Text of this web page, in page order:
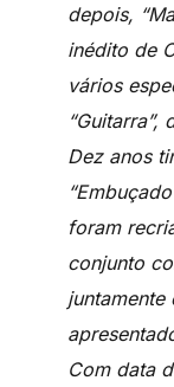
depois,
inédito de
vários
“Guitarra”,
Dez anos
foram
conjunto
juntamente
Com data